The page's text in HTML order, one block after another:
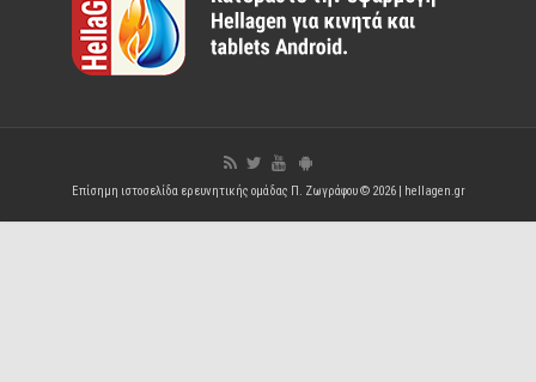
Επίσημη ιστοσελίδα ερευνητικής ομάδας Π. Ζωγράφου © 2026 | hellagen.gr